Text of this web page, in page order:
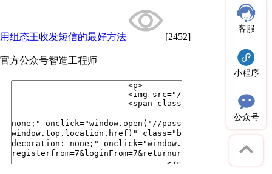
用组态王收发短信的最好方法 [2452]
官方公众号智造工程师
客服
小程序
公众号